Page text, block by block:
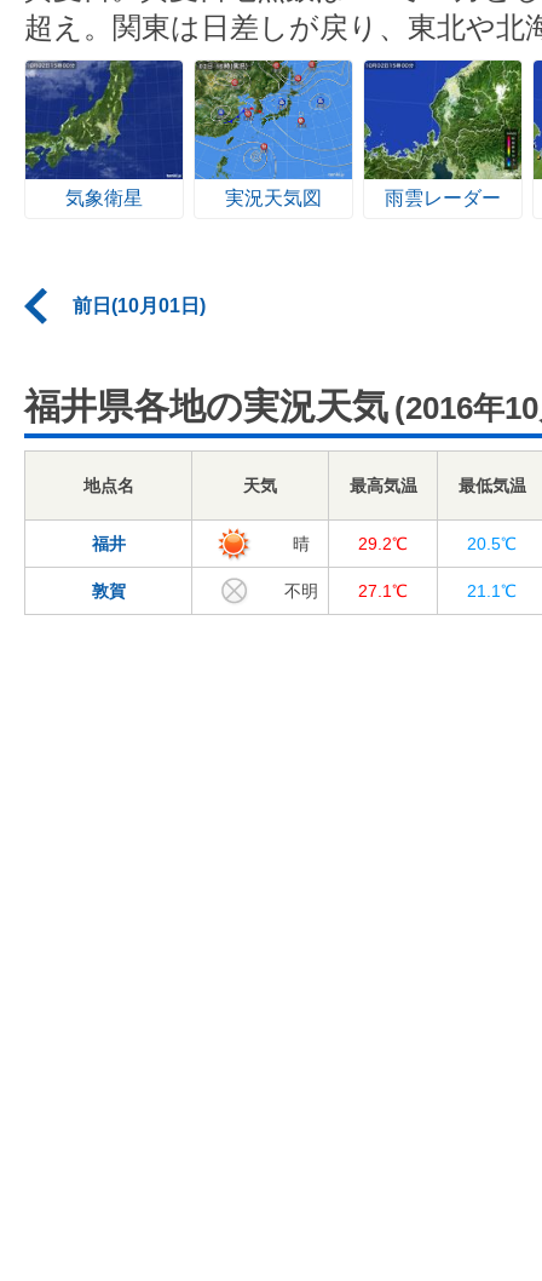
超え。関東は日差しが戻り、東北や北
気象衛星 実況天気図 雨雲レーダー
前日(10月01日)
福井県各地の実況天気 (2016年
地点名 天気 最高気温 最低気温
福井 晴 29.2℃ 20.5℃
敦賀 不明 27.1℃ 21.1℃